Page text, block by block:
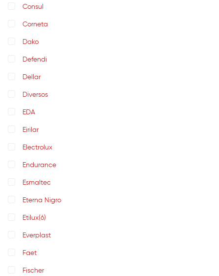
Consul
Corneta
Dako
Defendi
Dellar
Diversos
EDA
Eirilar
Electrolux
Endurance
Esmaltec
Eterna Nigro
Etilux(6)
Everplast
Faet
Fischer